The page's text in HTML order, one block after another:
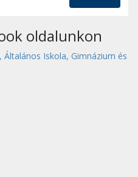
oldalunkon
Általános Iskola, Gimnázium és